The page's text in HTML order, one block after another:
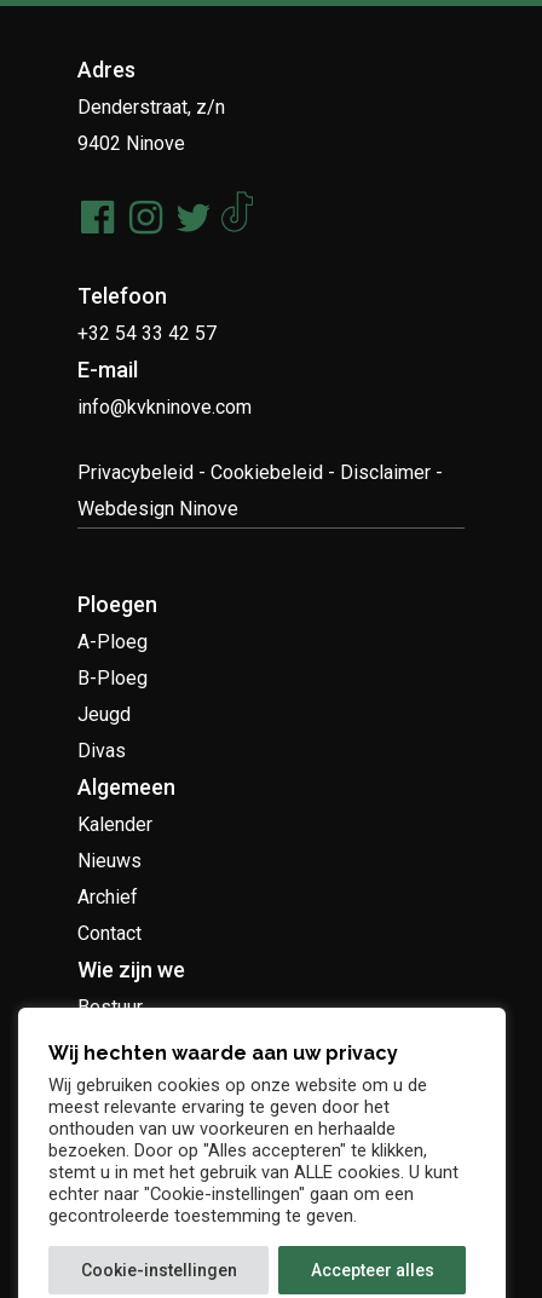
Adres
Denderstraat, z/n
9402 Ninove
Telefoon
+32 54 33 42 57
E-mail
info@kvkninove.com
Privacybeleid -Cookiebeleid - Disclaimer -
Webdesign Ninove
Ploegen
A-Ploeg
B-Ploeg
Jeugd
Divas
Algemeen
Kalender
Nieuws
Archief
Contact
Wie zijn we
Bestuur
Geschiedenis
Supportersclub
Socio Business Club
Wij hechten waarde aan uw privacy
Wij gebruiken cookies op onze website om u de
meest relevante ervaring te geven door het
onthouden van uw voorkeuren en herhaalde
bezoeken. Door op "Alles accepteren" te klikken,
stemt u in met het gebruik van ALLE cookies. U kunt
echter naar "Cookie-instellingen" gaan om een
gecontroleerde toestemming te geven.
Cookie-instellingen Accepteer alles